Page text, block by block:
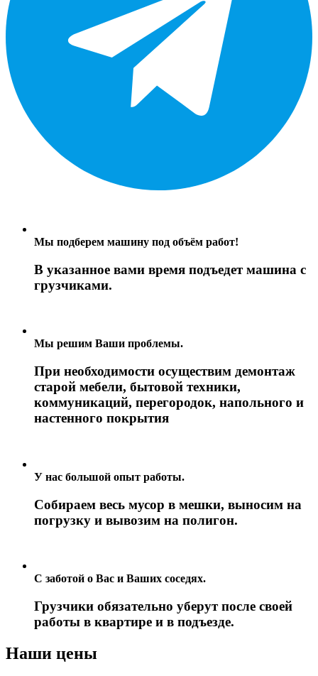
Мы подберем машину под объём работ!
В указанное вами время подъедет машина с
грузчиками.
Мы решим Ваши проблемы.
При необходимости осуществим демонтаж
старой мебели, бытовой техники,
коммуникаций, перегородок, напольного и
настенного покрытия
У нас большой опыт работы.
Собираем весь мусор в мешки, выносим на
погрузку и вывозим на полигон.
С заботой о Вас и Ваших соседях.
Грузчики обязательно уберут после своей
работы в квартире и в подъезде.
Наши цены